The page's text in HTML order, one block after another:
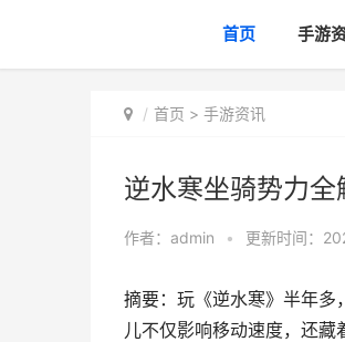
首页 手游
首页 > 手游资讯
逆水寒坐骑势力
作者： admin • 更新时间：
摘要：玩《逆水寒》半年
儿不仅影响移动速度，还